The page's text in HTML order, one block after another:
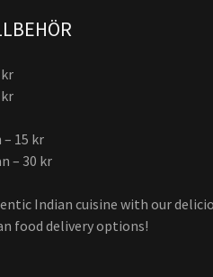
15 kr
– 30 kr
Indian cuisine with our
food delivery options!